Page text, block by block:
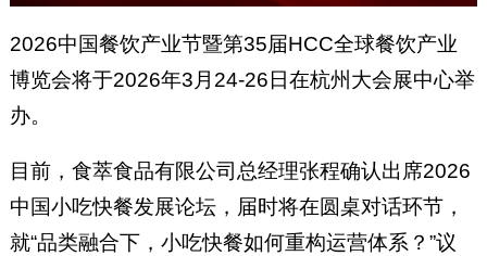
2026中国餐饮产业节暨第35届HCC全球餐饮产业
博览会将于2026年3月24-26日在杭州大会展中心举
办。
目前，食萃食品有限公司总经理张程确认出席2026
中国小吃快餐发展论坛，届时将在圆桌对话环节，
就“品类融合下，小吃快餐如何重构运营体系？”议